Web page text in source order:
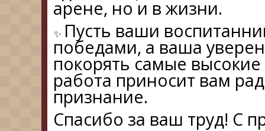
арене, но и в жизни.
Пусть ваши
победами, а ваша
покорять самые
работа приносит вам
признание.
Спасибо за ваш труд! С